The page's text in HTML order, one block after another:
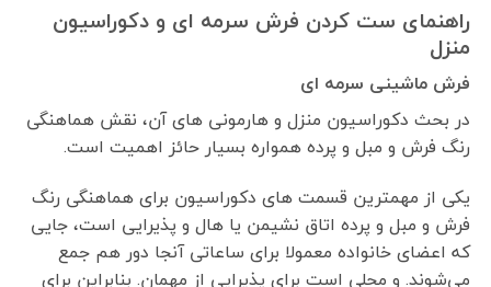
راهنمای ست کردن فرش سرمه ای و دکوراسیون
منزل
فرش ماشینی سرمه ای
در بحث دکوراسیون منزل و هارمونی های آن، نقش هماهنگی
رنگ فرش و مبل و پرده همواره بسیار حائز اهمیت است.
یکی از مهمترین قسمت های دکوراسیون برای هماهنگی رنگ
فرش و مبل و پرده اتاق نشیمن یا هال و پذیرایی است، جایی
که اعضای خانواده معمولا برای ساعاتی آنجا دور هم جمع
می‌شوند. و محلی است برای پذیرایی از مهمان. بنابراین برای